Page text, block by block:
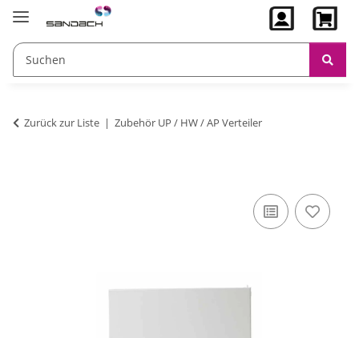
Zurück zur Liste Zubehör UP / HW / AP Verteiler